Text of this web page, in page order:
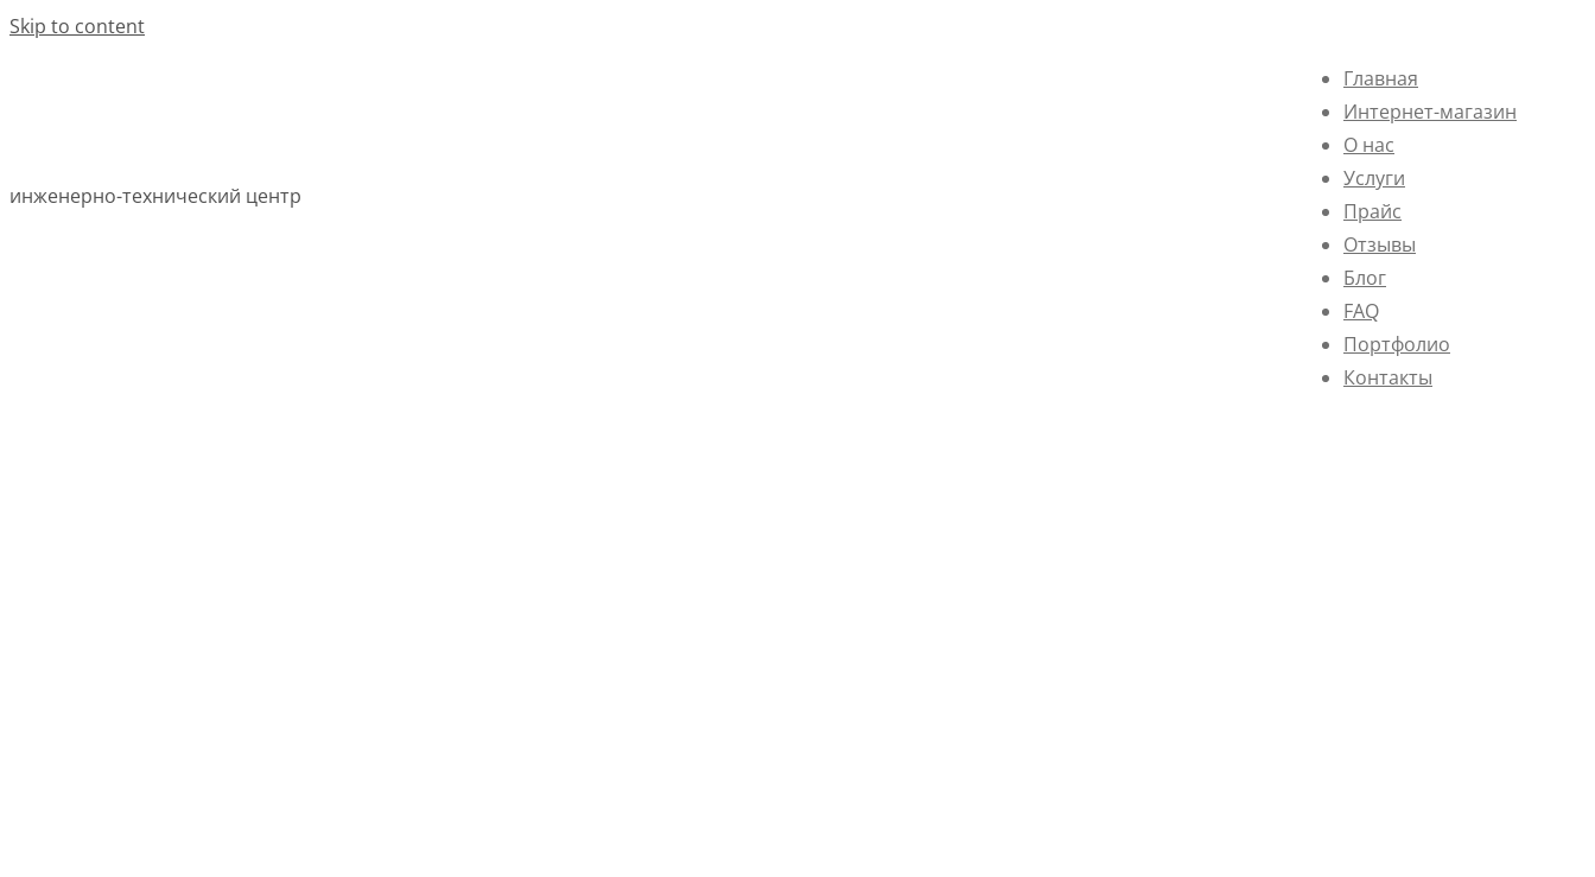
Skip to content
Главная
Интернет-магазин
О нас
Услуги
Прайс
Отзывы
Блог
FAQ
Портфолио
Контакты
инженерно-технический центр